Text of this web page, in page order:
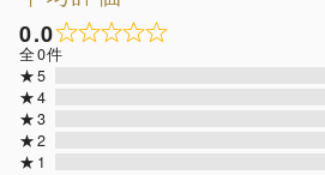
0.0
全0件
★5
★4
★3
★2
★1